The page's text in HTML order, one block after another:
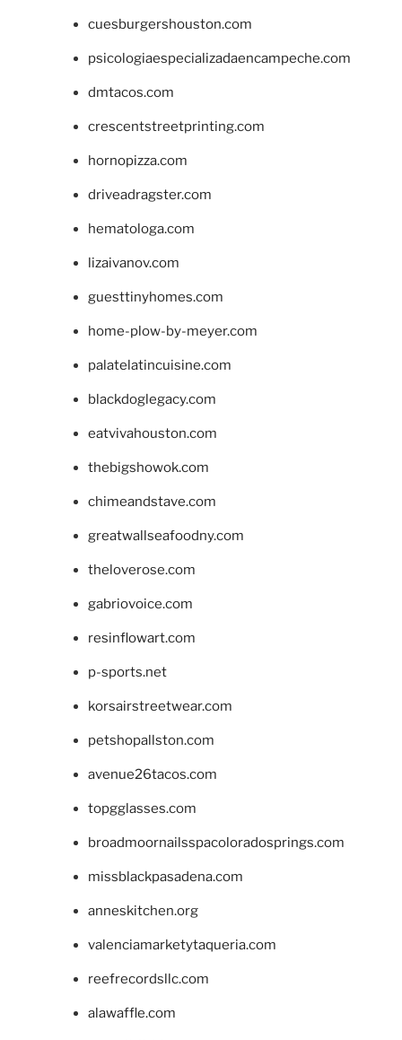
cuesburgershouston.com
psicologiaespecializadaencampeche.com
dmtacos.com
crescentstreetprinting.com
hornopizza.com
driveadragster.com
hematologa.com
lizaivanov.com
guesttinyhomes.com
home-plow-by-meyer.com
palatelatincuisine.com
blackdoglegacy.com
eatvivahouston.com
thebigshowok.com
chimeandstave.com
greatwallseafoodny.com
theloverose.com
gabriovoice.com
resinflowart.com
p-sports.net
korsairstreetwear.com
petshopallston.com
avenue26tacos.com
topgglasses.com
broadmoornailsspacoloradosprings.com
missblackpasadena.com
anneskitchen.org
valenciamarketytaqueria.com
reefrecordsllc.com
alawaffle.com